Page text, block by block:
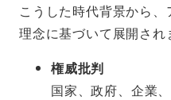
こうした時代背景から
理念に基づいて展開され
権威批判
国家、政府、企業